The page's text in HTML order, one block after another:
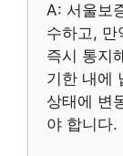
A: 서울보
수하고, 만
즉시 통지
기한 내에
상태에 변
야 합니다.